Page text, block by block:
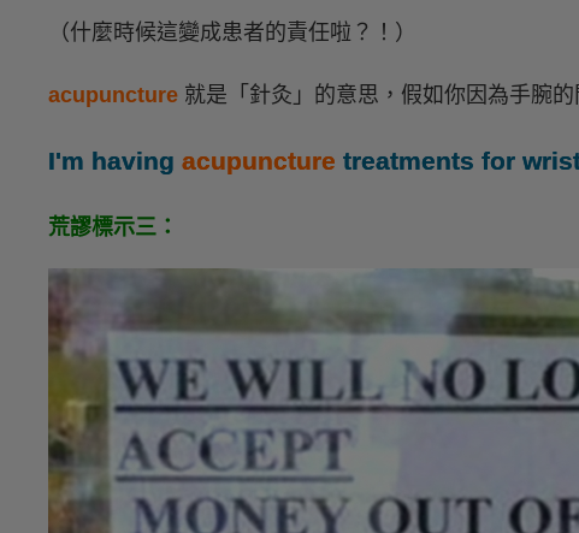
（什麼時候這變成患者的責任啦？！）
acupuncture 就是「針灸」的意思，假如你因為手腕
I'm having acupuncture treatments for
荒謬標示三：